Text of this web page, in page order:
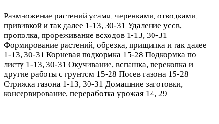
Размножение растений усами, черенками, отводками,
прививкой и так далее 1-13, 30-31 Удаление усов,
прополка, прореживание всходов 1-13, 30-31
Формирование растений, обрезка, прищипка и так далее
1-13, 30-31 Корневая подкормка 15-28 Подкормка по
листу 1-13, 30-31 Окучивание, вспашка, перекопка и
другие работы с грунтом 15-28 Посев газона 15-28
Стрижка газона 1-13, 30-31 Домашние заготовки,
консервирование, переработка урожая 14, 29